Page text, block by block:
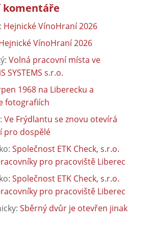
komentáře
: Hejnické VínoHraní 2026
VínoHraní 2026
: Volná pracovní místa ve
SYSTEMS s.r.o.
1968 na Liberecku a
fotografiích
: Ve Frýdlantu se znovu otevírá
pro dospělé
: Společnost ETK Check, s.r.o.
pro pracoviště Liberec
: Společnost ETK Check, s.r.o.
pro pracoviště Liberec
: Sběrný dvůr je otevřen jinak